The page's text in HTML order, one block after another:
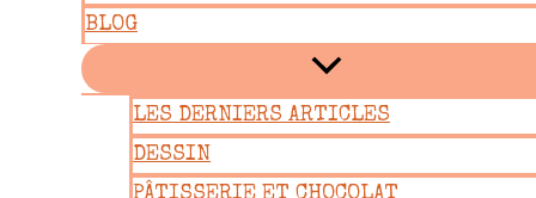
BLOG
LES DERNIERS ARTICLES
DESSIN